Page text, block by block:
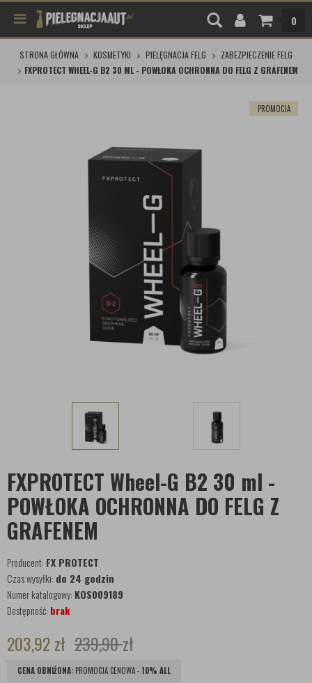
0
STRONA GŁÓWNA KOSMETYKI PIELĘGNACJA FELG
ZABEZPIECZENIE FELG
FXPROTECT WHEEL-G B2 30 ML - POWŁOKA OCHRONNA DO FELG Z GRAFENEM
PROMOCJA
FXPROTECT Wheel-G B2 30 ml -
POWŁOKA OCHRONNA DO FELG Z
GRAFENEM
Producent: FX PROTECT
Czas wysyłki: do 24 godzin
Numer katalogowy: KOS009189
Dostępność: brak
203,92zł 239,90zł
CENA OBNIŻONA: PROMOCJA CENOWA -10% ALL